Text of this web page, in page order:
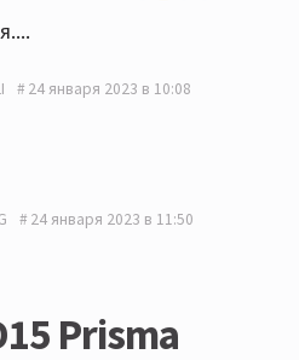
24 января 2023 в 10:08
24 января 2023 в 11:50
Prisma